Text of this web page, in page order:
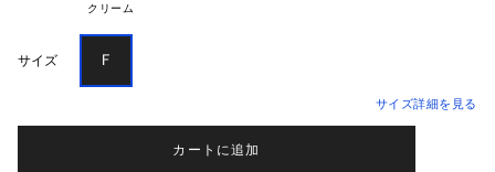
クリーム
サイズ Ｆ
サイズ詳細を見る
カートに追加